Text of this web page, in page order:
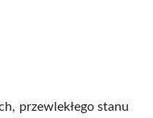
przewlekłego stanu